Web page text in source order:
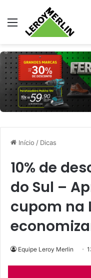
Menu
Início / Dicas
10% de
do Sul –
cupom na
Equipe Leroy Merlin